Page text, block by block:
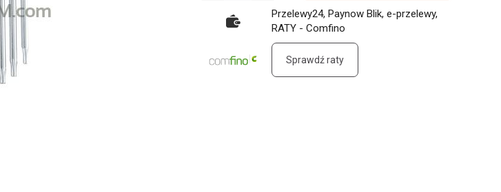
Przelewy24, Paynow Blik, e-przelewy,
RATY - Comfino
Sprawdź raty